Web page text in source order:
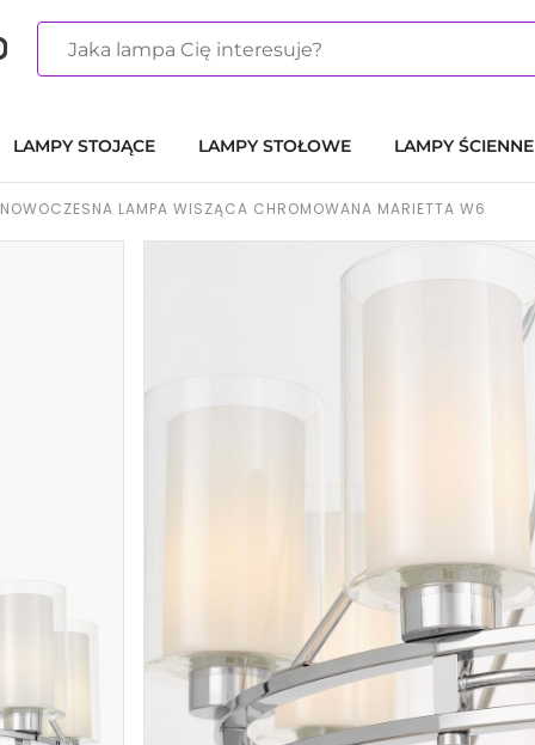
LAMPY STOJĄCE LAMPY STOŁOWE LAMPY ŚCIENNE
NOWOCZESNA LAMPA WISZĄCA CHROMOWANA MARIETTA W6